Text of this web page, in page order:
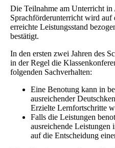
Die Teilnahme am Unterricht in
Sprachförderunterricht wird
erreichte Leistungsstand
bestätigt.
In den ersten zwei Jahren des
in der Regel die
folgenden Sachverhalten:
Eine Benotung kann in
ausreichender
Erzielte Lernfortschritte
Falls die Leistungen
ausreichende Leistungen
auf die Entscheidung